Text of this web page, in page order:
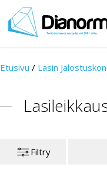
Etusivu / Lasin
Filtry